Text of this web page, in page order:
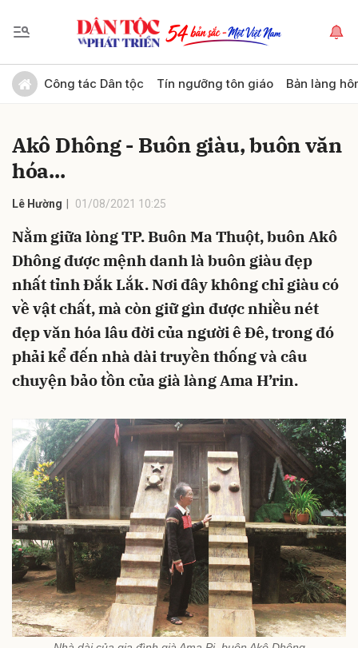
Công tác Dân tộc Tín ngưỡng tôn giáo Bản làng
Akô Dhông - Buôn giàu, buôn văn
hóa...
Lê Hường 01/08/2021 10:25
Nằm giữa lòng TP. Buôn Ma Thuột, buôn Akô
Dhông được mệnh danh là buôn giàu đẹp
nhất tỉnh Đắk Lắk. Nơi đây không chỉ giàu có
về vật chất, mà còn giữ gìn được nhiều nét
đẹp văn hóa lâu đời của người ê Đê, trong đó
phải kể đến nhà dài truyền thống và câu
chuyện bảo tồn của già làng Ama H’rin.
Gửi bình luận
Hủy Gửi